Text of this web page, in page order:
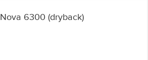
Nova 6300 (dryback)